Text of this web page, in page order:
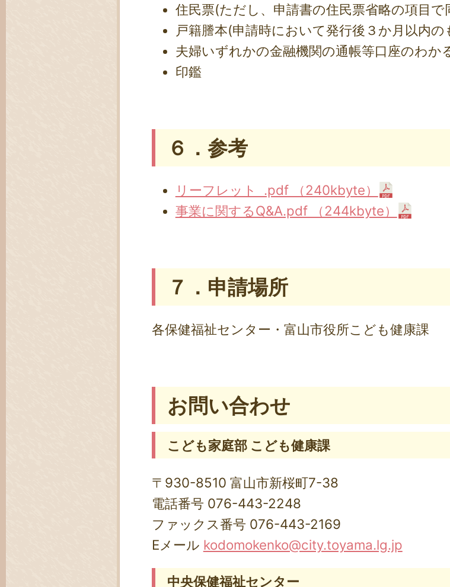
住民票(ただし、申請書の住民票省略の項目
戸籍謄本(申請時において発行後３か月以内の
夫婦いずれかの金融機関の通帳等口座のわか
印鑑
６．参考
リーフレット .pdf （240kbyte）
事業に関するQ&A.pdf （244kbyte）
７．申請場所
各保健福祉センター・富山市役所こども健康課
お問い合わせ
こども家庭部 こども健康課
〒930-8510 富山市新桜町7-38
電話番号 076-443-2248
ファックス番号 076-443-2169
Eメール kodomokenko@city.toyama.lg.jp
中央保健福祉センター